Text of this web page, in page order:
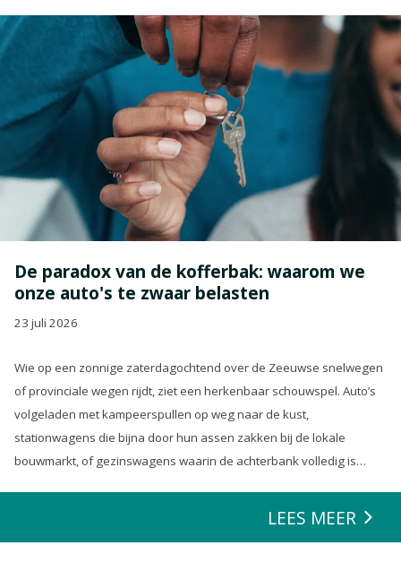
De paradox van de kofferbak: waarom we
onze auto's te zwaar belasten
23 juli 2026
Wie op een zonnige zaterdagochtend over de Zeeuwse snelwegen
of provinciale wegen rijdt, ziet een herkenbaar schouwspel. Auto’s
volgeladen met kampeerspullen op weg naar de kust,
stationwagens die bijna door hun assen zakken bij de lokale
bouwmarkt, of gezinswagens waarin de achterbank volledig is
zeulen. We houden van onze auto’s en we verwachten dat ze alles
LEES MEER